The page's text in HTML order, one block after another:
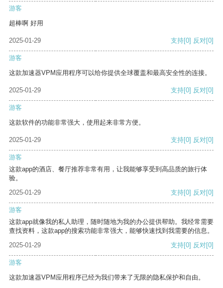
游客
超棒啊 好用
2025-01-29 支持[0] 反对[0]
游客
这款加速器VPM应用程序可以给你提供全球覆盖和最高安全性的连接。
2025-01-29 支持[0] 反对[0]
游客
这款软件的功能非常强大，使用起来非常方便。
2025-01-29 支持[0] 反对[0]
游客
这款app的酒店、餐厅推荐非常有用，让我能够享受到高品质的旅行体
验。
2025-01-29
支持[0] 反对[0]
游客
这款app就像我的私人助理，随时随地为我的办公提供帮助。我经常需要
查找资料，这款app的搜索功能非常强大，能够快速找到我需要的信息。
2025-01-29
支持[0] 反对[0]
游客
这款加速器VPM应用程序已经为我们带来了无限的隐私保护和自由。